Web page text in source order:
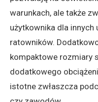
warunkach, ale także
użytkownika dla
ratowników.
kompaktowe rozmiary
dodatkowego
istotne zwłaszcza